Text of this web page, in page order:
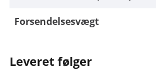
Forsendelsesvægt
Leveret følger